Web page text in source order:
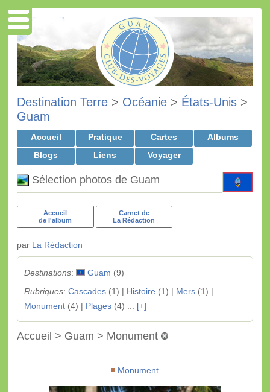
Destination Terre > Océanie > États-Unis >
Guam
Accueil Pratique Cartes
Albums
Blogs
Liens Voyager
Sélection photos de Guam
Accueil
de l'album
Carnet de
La Rédaction
par La Rédaction
Destinations: Guam (9)
Rubriques: Cascades(1) | Histoire (1) | Mers(1) |
Monument(4) | Plages(4) ... [+]
Accueil > Guam > Monument
Monument